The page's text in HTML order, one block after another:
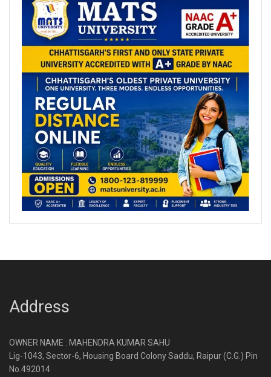
Address
OWNER NAME : MAHENDRA KUMAR SAHU
Lig-1043, Sector-6, Housing Board Colony Saddu, Raipur (C.G.) Pin
No.492014